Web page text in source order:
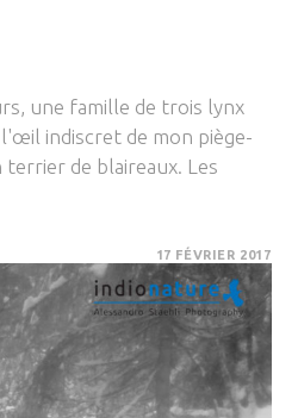
une famille de trois lynx
indiscret de mon piège-
de blaireaux. Les
17 FÉVRIER 2017